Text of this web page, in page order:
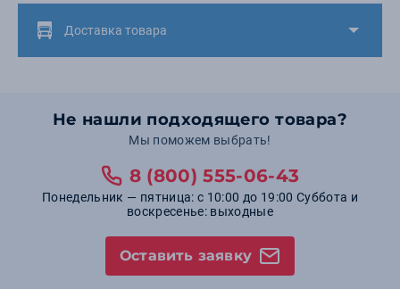
Доставка товара
Не нашли подходящего товара?
Мы поможем выбрать!
8 (800) 555-06-43
Понедельник — пятница: с 10:00 до 19:00 Суббота и
воскресенье: выходные
Оставить заявку